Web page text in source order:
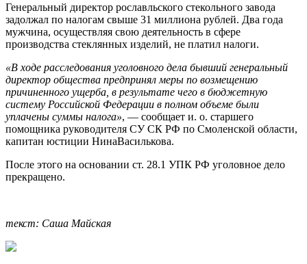
Генеральный директор рославльского стекольного завода
задолжал по налогам свыше 31 миллиона рублей. Два года
мужчина, осуществляя свою деятельность в сфере
производства стеклянных изделий, не платил налоги.
«В ходе расследования уголовного дела бывший генеральный
директор общества предпринял меры по возмещению
причиненного ущерба, в результате чего в бюджетную
систему Российской Федерации в полном объеме были
уплачены суммы налога», — сообщает и. о. старшего
помощника руководителя СУ СК РФ по Смоленской области,
капитан юстиции НинаВасилькова.
После этого на основании ст. 28.1 УПК РФ уголовное дело
прекращено.
текст: Саша Майская